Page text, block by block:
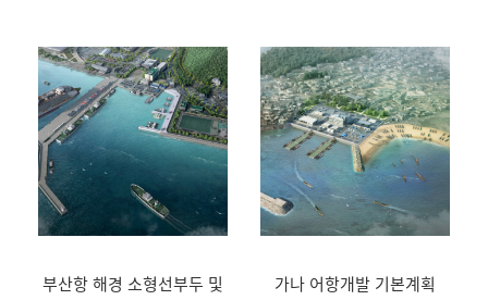
부산항 해경 소형선부두 및
가나 어항개발 기본계획